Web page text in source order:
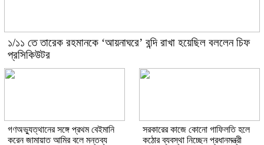
১/১১ তে তারেক রহমানকে ‘আয়নাঘরে’ বন্দি রাখা হয়েছিল বললেন চিফ
প্রসিকিউটর
গণঅভ্যুত্থানের সঙ্গে প্রথম বেইমানি
করেন জামায়াত আমির বলে মন্তব্য
সরকারের কাজে কোনো গাফিলতি হলে
কঠোর ব্যবস্থা নিচ্ছেন প্রধানমন্ত্রী